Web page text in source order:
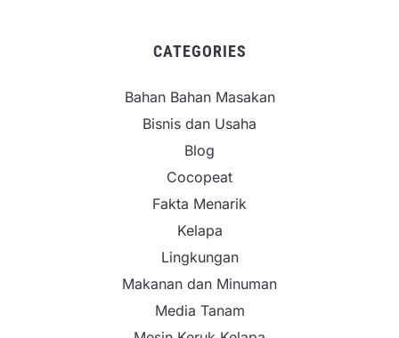
CATEGORIES
Bahan Bahan Masakan
Bisnis dan Usaha
Blog
Cocopeat
Fakta Menarik
Kelapa
Lingkungan
Makanan dan Minuman
Media Tanam